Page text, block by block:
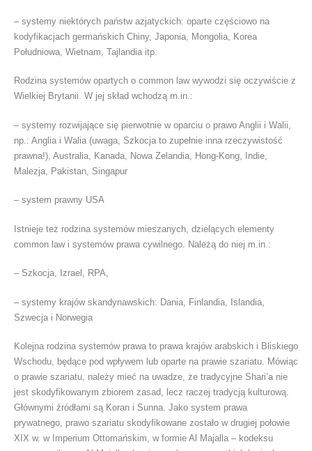
– systemy niektórych państw azjatyckich: oparte częściowo na
kodyfikacjach germańskich Chiny, Japonia, Mongolia, Korea
Południowa, Wietnam, Tajlandia itp.
Rodzina systemów opartych o common law wywodzi się oczywiście z
Wielkiej Brytanii. W jej skład wchodzą m.in.:
– systemy rozwijające się pierwotnie w oparciu o prawo Anglii i Walii,
np.: Anglia i Walia (uwaga, Szkocja to zupełnie inna rzeczywistość
prawna!), Australia, Kanada, Nowa Zelandia, Hong-Kong, Indie,
Malezja, Pakistan, Singapur
– system prawny USA
Istnieje też rodzina systemów mieszanych, dzielących elementy
common law i systemów prawa cywilnego. Należą do niej m.in.:
– Szkocja, Izrael, RPA,
– systemy krajów skandynawskich: Dania, Finlandia, Islandia,
Szwecja i Norwegia
Kolejna rodzina systemów prawa to prawa krajów arabskich i Bliskiego
Wschodu, będące pod wpływem lub oparte na prawie szariatu. Mówiąc
o prawie szariatu, należy mieć na uwadze, że tradycyjne Shari’a nie
jest skodyfikowanym zbiorem zasad, lecz raczej tradycją kulturową.
Głównymi źródłami są Koran i Sunna. Jako system prawa
prywatnego, prawo szariatu skodyfikowane zostało w drugiej połowie
XIX w. w Imperium Ottomańskim, w formie Al Majalla – kodeksu